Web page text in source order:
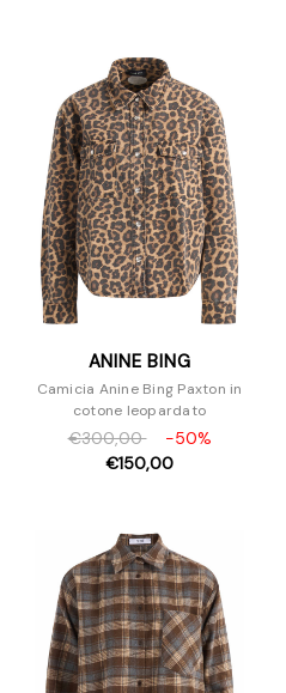
ANINE BING
Camicia Anine Bing Paxton in
cotone leopardato
€300,00
-50%
€150,00